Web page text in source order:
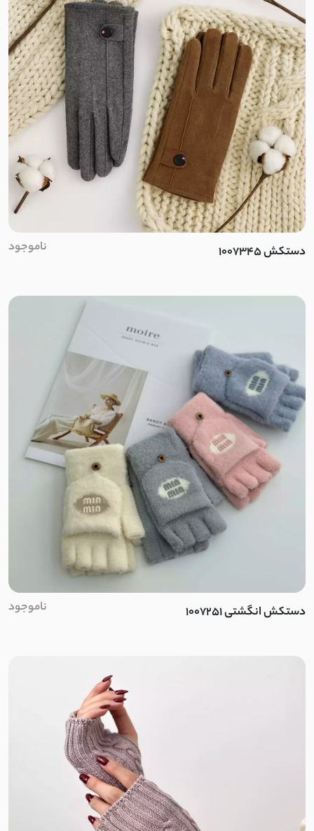
سلانیک
مموری ضد آب
حصیری
حوله ای
کرپ کجراه
دونخ
کرپ بنگال
دورس فیتیله
دورس طرح بافت
گاواردین
قلاب بافی
نخ وول
لیزری
کتان استانبول
دستکش 1007345 ناموجود
دستکش انگشتی 1007251 ناموجود